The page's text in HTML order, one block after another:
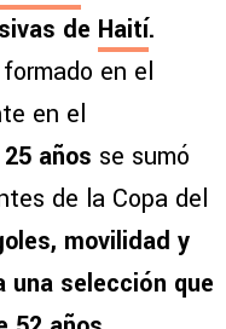
de Haití.
en el
en el
25 años se sumó
de la Copa del
movilidad y
una selección que